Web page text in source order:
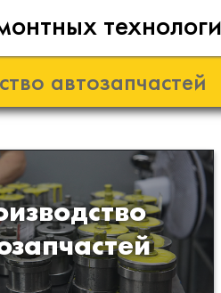
автозапчастей
Разработка и
деталей из
для подвески
автомобиля